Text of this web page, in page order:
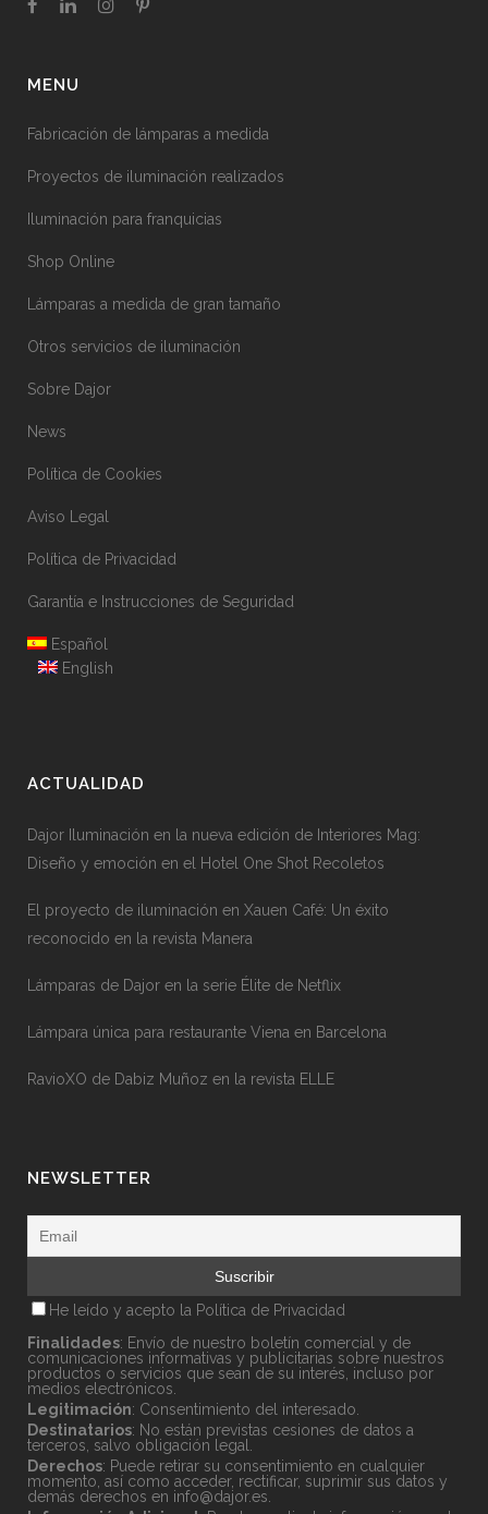
MENU
Fabricación de lámparas a medida
Proyectos de iluminación realizados
Iluminación para franquicias
Shop Online
Lámparas a medida de gran tamaño
Otros servicios de iluminación
Sobre Dajor
News
Política de Cookies
Aviso Legal
Política de Privacidad
Garantía e Instrucciones de Seguridad
Español
English
ACTUALIDAD
Dajor Iluminación en la nueva edición de Interiores Mag:
Diseño y emoción en el Hotel One Shot Recoletos
El proyecto de iluminación en Xauen Café: Un éxito
reconocido en la revista Manera
Lámparas de Dajor en la serie Élite de Netflix
Lámpara única para restaurante Viena en Barcelona
RavioXO de Dabiz Muñoz en la revista ELLE
NEWSLETTER
He leído y acepto la Política de Privacidad
Finalidades: Envío de nuestro boletín comercial y de
comunicaciones informativas y publicitarias sobre nuestros
productos o servicios que sean de su interés, incluso por
medios electrónicos.
Legitimación: Consentimiento del interesado.
Destinatarios: No están previstas cesiones de datos a
terceros, salvo obligación legal.
Derechos: Puede retirar su consentimiento en cualquier
momento, así como acceder, rectificar, suprimir sus datos y
demás derechos en info@dajor.es